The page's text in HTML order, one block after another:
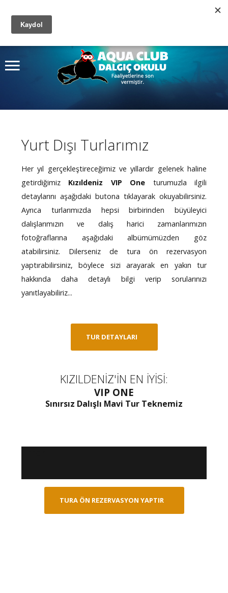
Fotoğraf Albümü
İletişim
Ara
Yurt Dışı Turlarımız
Her yıl gerçekleştireceğimiz ve yıllardır gelenek haline
getirdiğimiz Kızıldeniz VIP One turumuzla ilgili
detaylarını aşağıdaki butona tıklayarak okuyabilirsiniz.
Ayrıca turlarımızda hepsi birbirinden büyüleyici
dalışlarımızın ve dalış harici zamanlarımızın
fotoğraflarına aşağıdaki albümümüzden göz
atabilirsiniz. Dilerseniz de tura ön rezervasyon
yaptırabilirsiniz, böylece sizi arayarak en yakın tur
hakkında daha detaylı bilgi verip sorularınızı
yanıtlayabiliriz...
TUR DETAYLARI
KIZILDENİZ'İN EN İYİSİ:
VIP ONE
Sınırsız Dalışlı Mavi Tur Teknemiz
TURA ÖN REZERVASYON YAPTIR